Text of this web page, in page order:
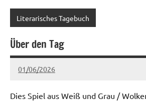
Literarisches Tagebuch
Über den Tag
01/06/2026
Ria
Keine
Dies Spiel aus Weiß und Grau /